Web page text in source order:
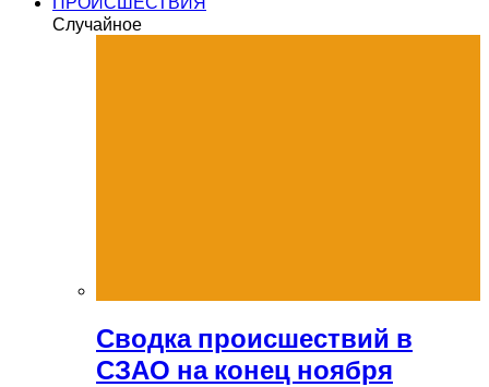
Случайное
Сводка происшествий в
СЗАО на конец ноября